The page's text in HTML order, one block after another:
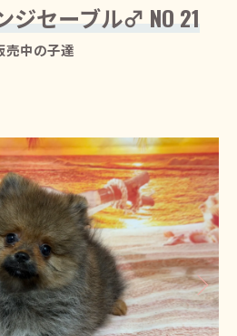
売中の子達
セーブル♂ NO 21